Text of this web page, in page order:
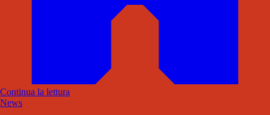
Continua la lettura
News